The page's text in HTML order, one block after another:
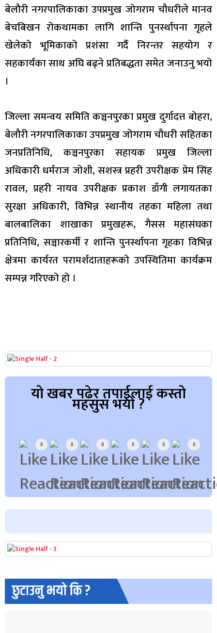
बेलौरी नगरपालिकाका उपप्रमुख जोगराम चौधरीले मानव
बेचबिखन रोकथामका लागि शान्ति पुनर्स्थापना गृहले
खेलेको भूमिकाको प्रशंसा गर्दै निरन्तर सहयोग र
सहकार्यका साथ अघि बढ्ने प्रतिबद्धता समेत जनाउनु भयो
।
जिल्ला समन्वय समिति कञ्चनपुरका प्रमुख दुर्गादत्त बोहरा,
बेलौरी नगरपालिकाका उपप्रमुख जोगराम चौधरी सहितका
जनप्रतिनिधि, कञ्चनपुरका सहायक प्रमुख जिल्ला
अधिकारी धर्मराज जोशी, सशस्त्र प्रहरी उपरीक्षक प्रेम सिंह
रावल, प्रहरी नायव उपरीक्षक प्रकाश डाँगी लगायतका
सुरक्षा अधिकारी, विभिन्न स्थानीय तहका महिला तथा
बालबालिका शाखाका प्रमुखहरू, गैसस महासंघका
प्रतिनिधि, सञ्चारकर्मी र शान्ति पुनर्स्थापना गृहका विभिन्न
क्षेत्रमा कार्यरत परामर्शदाताहरूको उपस्थितिमा कार्यक्रम
सम्पन्न गरिएको हो ।
यो खबर पढेर तपाईलाई कस्तो
महसुस भयो ?
0 0 0 0 0 0
छुटाउनु भयो कि ?